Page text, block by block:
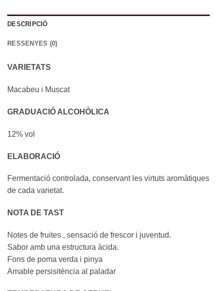
DESCRIPCIÓ
RESSENYES (0)
VARIETATS
Macabeu i Muscat
GRADUACIÓ ALCOHÒLICA
12% vol
ELABORACIÓ
Fermentació controlada, conservant les virtuts aromàtiques
de cada varietat.
NOTA DE TAST
Notes de fruites , sensació de frescor i juventud.
Sabor amb una estructura àcida.
Fons de poma verda i pinya
Amable persisitència al paladar